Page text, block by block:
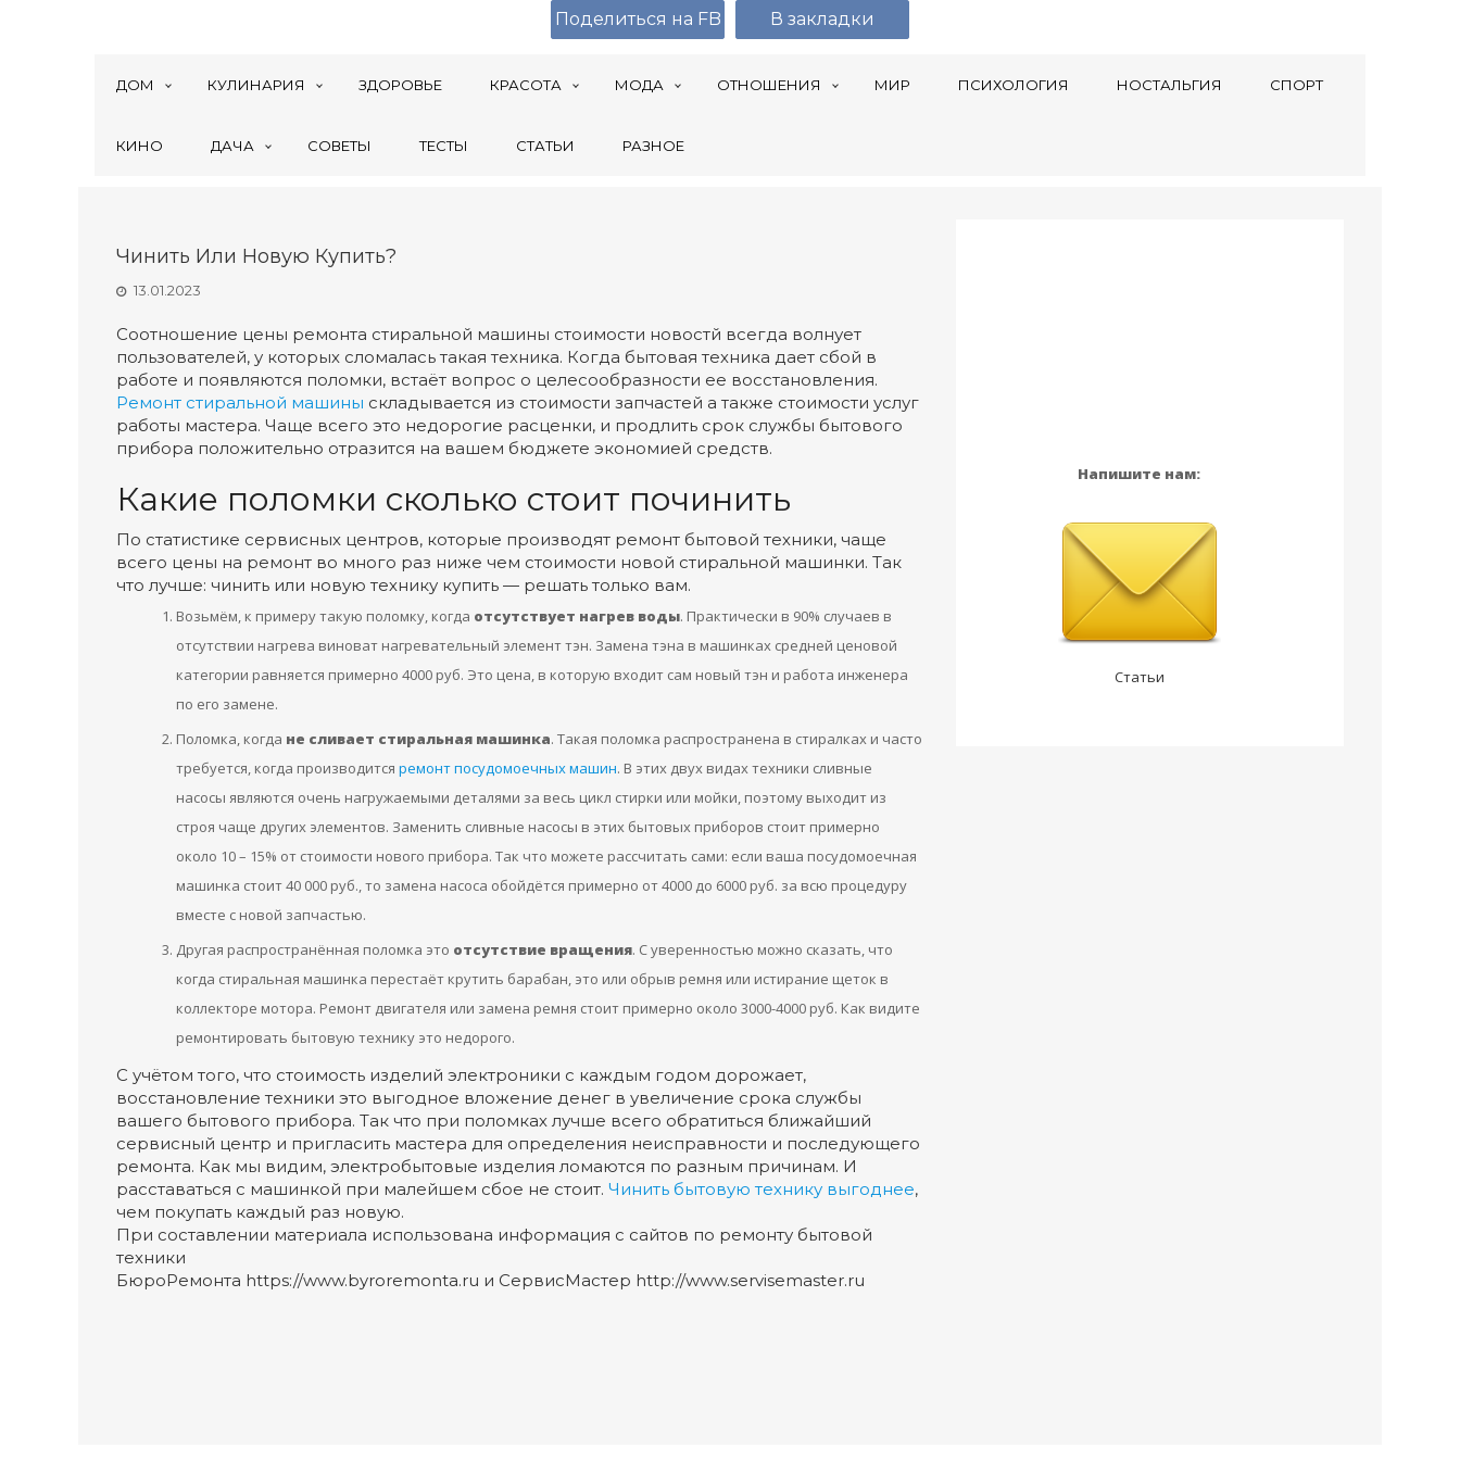
ДОМ КУЛИНАРИЯ ЗДОРОВЬЕ КРАСОТА МОДА ОТНОШЕНИЯ МИР ПСИХОЛОГИЯ НОСТАЛЬГИЯ СПОРТ
КИНО ДАЧА СОВЕТЫ ТЕСТЫ СТАТЬИ РАЗНОЕ
Чинить Или Новую Купить?
13.01.2023
Соотношение цены ремонта стиральной машины стоимости новостй всегда волнует
пользователей, у которых сломалась такая техника. Когда бытовая техника дает сбой в
работе и появляются поломки, встаёт вопрос о целесообразности ее восстановления.
Ремонт стиральной машины складывается из стоимости запчастей а также стоимости услуг
работы мастера. Чаще всего это недорогие расценки, и продлить срок службы бытового
прибора положительно отразится на вашем бюджете экономией средств.
Какие поломки сколько стоит починить
По статистике сервисных центров, которые производят ремонт бытовой техники, чаще
всего цены на ремонт во много раз ниже чем стоимости новой стиральной машинки. Так
что лучше: чинить или новую технику купить — решать только вам.
Возьмём, к примеру такую поломку, когда отсутствует нагрев воды. Практически в 90% случаев в
отсутствии нагрева виноват нагревательный элемент тэн. Замена тэна в машинках средней ценовой
категории равняется примерно 4000 руб. Это цена, в которую входит сам новый тэн и работа инженера
по его замене.
Поломка, когда не сливает стиральная машинка. Такая поломка распространена в стиралках и часто
требуется, когда производится ремонт посудомоечных машин. В этих двух видах техники сливные
насосы являются очень нагружаемыми деталями за весь цикл стирки или мойки, поэтому выходит из
строя чаще других элементов. Заменить сливные насосы в этих бытовых приборов стоит примерно
около 10 – 15% от стоимости нового прибора. Так что можете рассчитать сами: если ваша посудомоечная
машинка стоит 40 000 руб., то замена насоса обойдётся примерно от 4000 до 6000 руб. за всю процедуру
вместе с новой запчастью.
Другая распространённая поломка это отсутствие вращения. С уверенностью можно сказать, что
когда стиральная машинка перестаёт крутить барабан, это или обрыв ремня или истирание щеток в
коллекторе мотора. Ремонт двигателя или замена ремня стоит примерно около 3000-4000 руб. Как видите
ремонтировать бытовую технику это недорого.
С учётом того, что стоимость изделий электроники с каждым годом дорожает,
восстановление техники это выгодное вложение денег в увеличение срока службы
вашего бытового прибора. Так что при поломках лучше всего обратиться ближайший
сервисный центр и пригласить мастера для определения неисправности и последующего
ремонта. Как мы видим, электробытовые изделия ломаются по разным причинам. И
расставаться с машинкой при малейшем сбое не стоит. Чинить бытовую технику выгоднее,
чем покупать каждый раз новую.
При составлении материала использована информация с сайтов по ремонту бытовой
техники
БюроРемонта https://www.byroremonta.ru и СервисМастер http://www.servisemaster.ru
Напишите нам:
Статьи
Поделиться на FB В закладки